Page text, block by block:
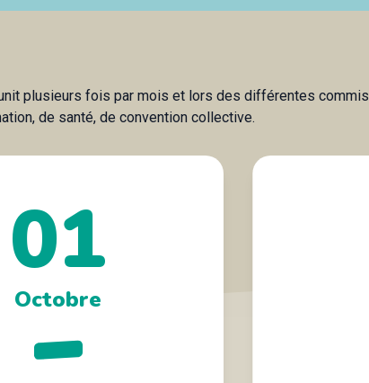
plusieurs fois par mois et lors des différentes
de santé, de convention collective.
01
Octobre